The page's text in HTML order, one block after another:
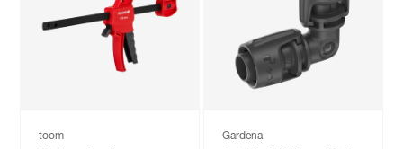
toom Gardena